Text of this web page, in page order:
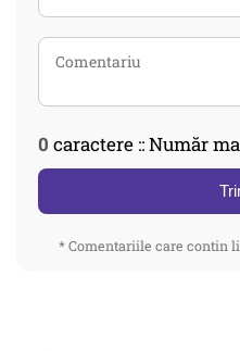
0 caractere :: Număr
* Comentariile care contin